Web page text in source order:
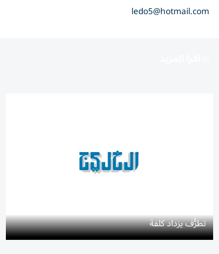
ledo5@hotmail.com
تطرُّف يزداد كلفة